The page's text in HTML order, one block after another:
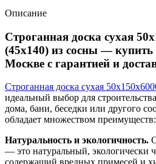
Описание
Строганная доска сухая
(45х140) из сосны —
Москве с гарантией и
Строганная доска сухая
идеальный выбор для
дома, бани, беседки или другого
обладает множеством преимуществ:
Натуральность и экологичность.
— это натуральный, экологически